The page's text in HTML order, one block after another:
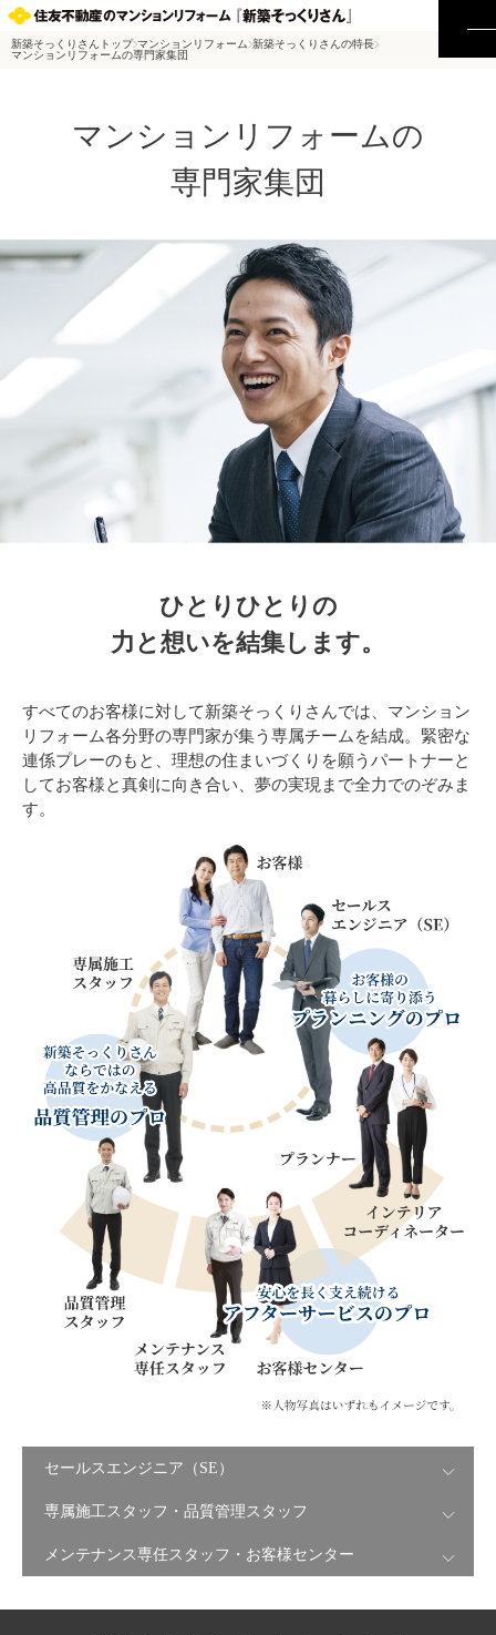
新築そっくりさんトップ マンションリフォーム 新築そっくりさんの特長
マンションリフォームの専門家集団
マンションリフォームの
専門家集団
ひとりひとりの
力と想いを結集します。
すべてのお客様に対して新築そっくりさんでは、マンション
リフォーム各分野の専門家が集う専属チームを結成。緊密な
連係プレーのもと、理想の住まいづくりを願うパートナーと
してお客様と真剣に向き合い、夢の実現まで全力でのぞみま
す。
セールスエンジニア（SE）
専属施工スタッフ・品質管理スタッフ
メンテナンス専任スタッフ・お客様センター